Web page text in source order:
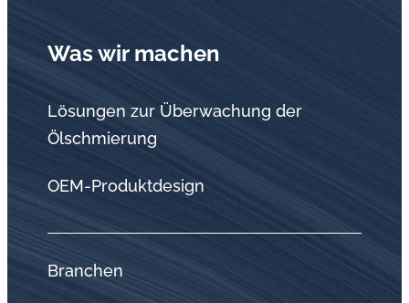
Was wir machen
Lösungen zur Überwachung der
Ölschmierung
OEM-Produktdesign
Branchen